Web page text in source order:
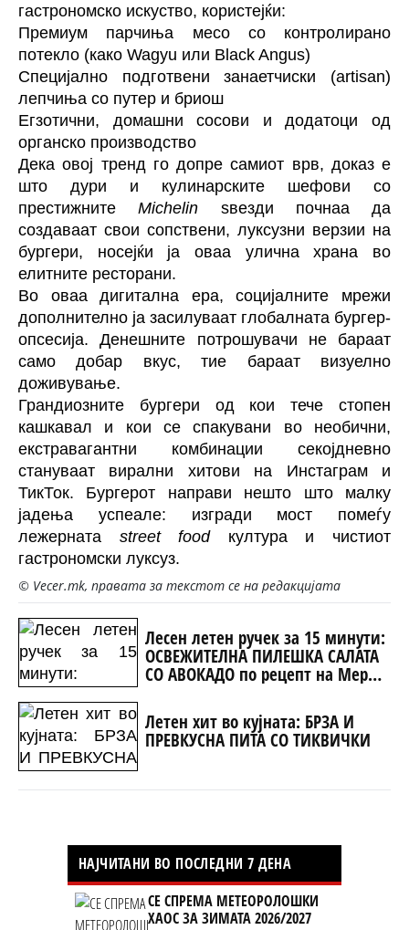
гастрономско искуство, користејќи:
Премиум парчиња месо со контролирано
потекло (како Wagyu или Black Angus)
Специјално подготвени занаетчиски (artisan)
лепчиња со путер и бриош
Егзотични, домашни сосови и додатоци од
органско производство
Дека овој тренд го допре самиот врв, доказ е
што дури и кулинарските шефови со
престижнитеMichelin ѕвезди почнаа да
создаваат свои сопствени, луксузни верзии на
бургери, носејќи ја оваа улична храна во
елитните ресторани.
Во оваа дигитална ера, социјалните мрежи
дополнително ја засилуваат глобалната бургер-
опсесија. Денешните потрошувачи не бараат
само добар вкус, тие бараат визуелно
доживување.
Грандиозните бургери од кои тече стопен
кашкавал и кои се спакувани во необични,
екстравагантни комбинации секојдневно
стануваат вирални хитови на Инстаграм и
ТикТок. Бургерот направи нешто што малку
јадења успеале: изгради мост помеѓу
лежерната street foodкултура и чистиот
гастрономски луксуз.
© Vecer.mk, правата за текстот се на редакцијата
Лесен летен ручек за 15 минути:
ОСВЕЖИТЕЛНА ПИЛЕШКА САЛАТА
СО АВОКАДО по рецепт на Мери
Летен хит во кујната: БРЗА И
ПРЕВКУСНА ПИТА СО ТИКВИЧКИ
НАЈЧИТАНИ ВО ПОСЛЕДНИ 7 ДЕНА
СЕ СПРЕМА МЕТЕОРОЛОШКИ
ХАОС ЗА ЗИМАТА 2026/2027